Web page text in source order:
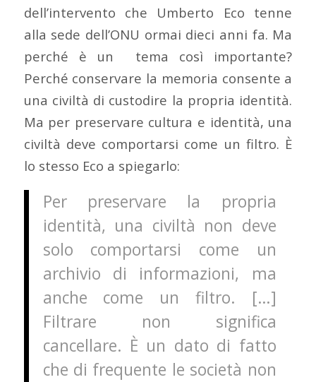
dell’intervento che Umberto Eco tenne
alla sede dell’ONU ormai dieci anni fa. Ma
perché è un tema così importante?
Perché conservare la memoria consente a
una civiltà di custodire la propria identità.
Ma per preservare cultura e identità, una
civiltà deve comportarsi come un filtro. È
lo stesso Eco a spiegarlo:
Per preservare la propria
identità, una civiltà non deve
solo comportarsi come un
archivio di informazioni, ma
anche come un filtro. […]
Filtrare non significa
cancellare. È un dato di fatto
che di frequente le società non